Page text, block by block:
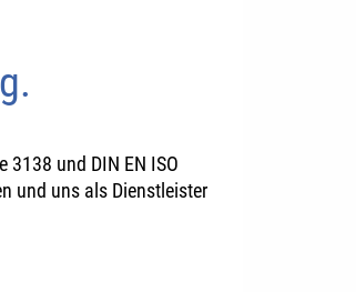
und DIN EN ISO
und uns als Dienstleister